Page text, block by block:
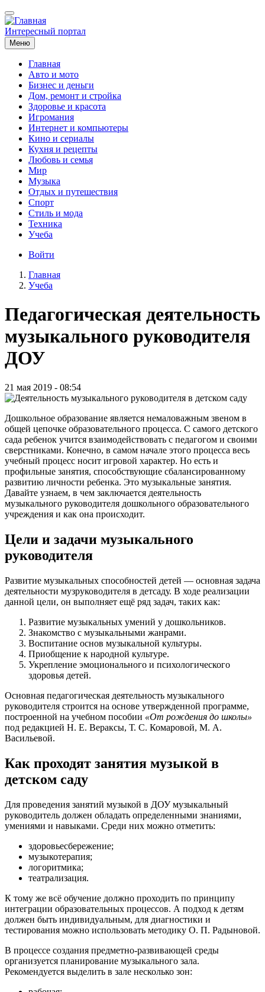
Перейти
к
основному
содержанию
Интересный портал
Меню
Основная
навигация
Главная
Авто и мото
Бизнес и деньги
Дом, ремонт и стройка
Здоровье и красота
Игромания
Интернет и компьютеры
Кино и сериалы
Кухня и рецепты
Любовь и семья
Мир
Музыка
Отдых и путешествия
Спорт
Стиль и мода
Техника
Учеба
Меню
записи
пользователя
Войти
Строка
навигации
Главная
Учеба
Педагогическая деятельность
музыкального руководителя
ДОУ
21 мая 2019 - 08:54
Дошкольное образование является немаловажным звеном в
общей цепочке образовательного процесса. С самого детского
сада ребенок учится взаимодействовать с педагогом и своими
сверстниками. Конечно, в самом начале этого процесса весь
учебный процесс носит игровой характер. Но есть и
профильные занятия, способствующие сбалансированному
развитию личности ребенка. Это музыкальные занятия.
Давайте узнаем, в чем заключается деятельность
музыкального руководителя дошкольного образовательного
учреждения и как она происходит.
Цели и задачи музыкального
руководителя
Развитие музыкальных способностей детей — основная задача
деятельности музруководителя в детсаду. В ходе реализации
данной цели, он выполняет ещё ряд задач, таких как:
Развитие музыкальных умений у дошкольников.
Знакомство с музыкальными жанрами.
Воспитание основ музыкальной культуры.
Приобщение к народной культуре.
Укрепление эмоционального и психологического
здоровья детей.
Основная педагогическая деятельность музыкального
руководителя строится на основе утвержденной программе,
построенной на учебном пособии «От рождения до школы»
под редакцией Н. Е. Вераксы, Т. С. Комаровой, М. А.
Васильевой.
Как проходят занятия музыкой в
детском саду
Для проведения занятий музыкой в ДОУ музыкальный
руководитель должен обладать определенными знаниями,
умениями и навыками. Среди них можно отметить:
здоровьесбережение;
музыкотерапия;
логоритмика;
театрализация.
К тому же всё обучение должно проходить по принципу
интеграции образовательных процессов. А подход к детям
должен быть индивидуальным, для диагностики и
тестирования можно использовать методику О. П. Радыновой.
В процессе создания предметно-развивающей среды
организуется планирование музыкального зала.
Рекомендуется выделить в зале несколько зон: